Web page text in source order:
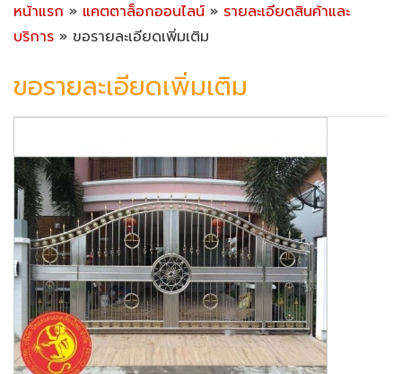
หน้าแรก » แคตตาล็อกออนไลน์ » รายละเอียดสินค้าและ
บริการ » ขอรายละเอียดเพิ่มเติม
ขอรายละเอียดเพิ่มเติม